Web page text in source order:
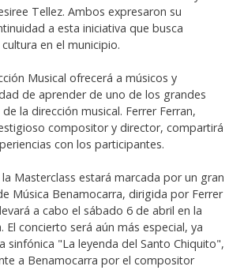
Tellez. Ambos expresaron su
a esta iniciativa que busca
en el municipio.
Musical ofrecerá a músicos y
de aprender de uno de los grandes
la dirección musical. Ferrer Ferran,
compositor y director, compartirá
con los participantes.
Masterclass estará marcada por un gran
Música Benamocarra, dirigida por Ferrer
a cabo el sábado 6 de abril en la
El concierto será aún más especial, ya
sinfónica "La leyenda del Santo Chiquito",
a Benamocarra por el compositor